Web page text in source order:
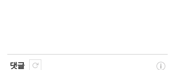
댓글